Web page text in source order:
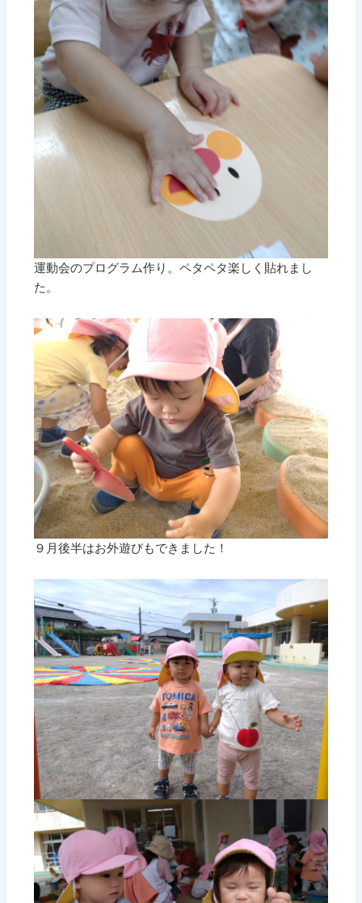
運動会のプログラム作り。ペタペタ楽しく貼れまし
た。
９月後半はお外遊びもできました！